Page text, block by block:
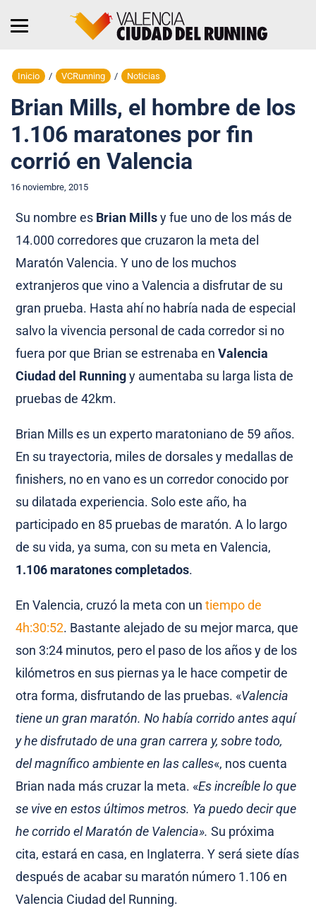
Inicio / VCRunning / Noticias
Brian Mills, el hombre de los
1.106 maratones por fin
corrió en Valencia
16 noviembre, 2015
Su nombre es Brian Millsy fue uno de los más de
14.000 corredores que cruzaron la meta del
Maratón Valencia. Y uno de los muchos
extranjeros que vino a Valencia a disfrutar de su
gran prueba. Hasta ahí no habría nada de especial
salvo la vivencia personal de cada corredor si no
fuera por que Brian se estrenaba enValencia
Ciudad del Runningy aumentaba su larga lista de
pruebas de 42km.
Brian Mills es un experto maratoniano de 59 años.
En su trayectoria, miles de dorsales y medallas de
finishers, no en vano es un corredor conocido por
su dilatada experiencia. Solo este año, ha
participado en 85 pruebas de maratón. A lo largo
de su vida, ya suma, con su meta en Valencia,
1.106 maratones completados.
En Valencia, cruzó la meta con untiempo de
4h:30:52. Bastante alejado de su mejor marca, que
son 3:24 minutos, pero el paso de los años y de los
kilómetros en sus piernas ya le hace competir de
otra forma, disfrutando de las pruebas. «Valencia
tiene un gran maratón. No había corrido antes aquí
y he disfrutado de una gran carrera y, sobre todo,
del magnífico ambiente en las calles«, nos cuenta
Brian nada más cruzar la meta. «Es increíble lo que
se vive en estos últimos metros. Ya puedo decir que
he corrido el Maratón de Valencia». Su próxima
cita, estará en casa, en Inglaterra. Y será siete días
después de acabar su maratón número 1.106 en
Valencia Ciudad del Running.